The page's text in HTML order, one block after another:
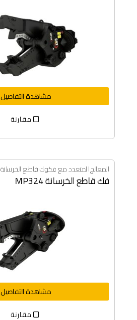
مشاهدة التفاصيل
مقارنة
المعالج المتعدد مع فكوك قاطع الخرسانة
فك قاطع الخرسانة MP324
مشاهدة التفاصيل
مقارنة